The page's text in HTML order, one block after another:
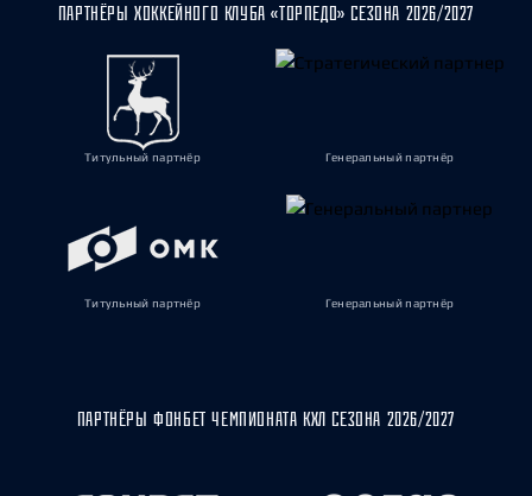
ПАРТНЁРЫ ХОККЕЙНОГО КЛУБА «ТОРПЕДО» СЕЗОНА 2026/2027
Титульный партнёр Генеральный партнёр
Титульный партнёр Генеральный партнёр
ПАРТНЁРЫ ФОНБЕТ ЧЕМПИОНАТА КХЛ СЕЗОНА 2026/2027